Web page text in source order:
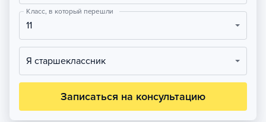
Класс, в который перешли
11
Я старшеклассник
Записаться на консультацию